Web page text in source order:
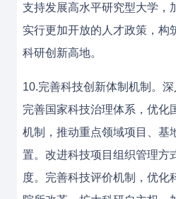
支持发展高水平研究型大学，
实行更加开放的人才政策，构
科研创新高地。
10.完善科技创新体制机制。深
完善国家科技治理体系，优化
机制，推动重点领域项目、基
置。改进科技项目组织管理方
度。完善科技评价机制，优化